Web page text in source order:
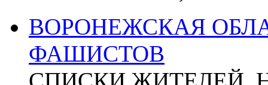
ВОРОНЕЖСКАЯ
ФАШИСТОВ